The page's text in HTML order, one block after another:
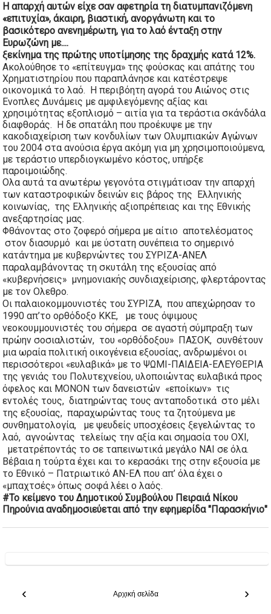
Η απαρχή αυτών είχε σαν αφετηρία τη διατυμπανιζόμενη
«επιτυχία», άκαιρη, βιαστική, ανοργάνωτη και το
βασικότερο ανενημέρωτη, για το λαό ένταξη στην
Ευρωζώνη με....
ξεκίνημα της πρώτης υποτίμησης της δραχμής κατά 12%.
Ακολούθησε το «επίτευγμα» της φούσκας και απάτης του
Χρηματιστηρίου που παραπλάνησε και κατέστρεψε
οικονομικά το λαό.  Η περιβόητη αγορά του Αιώνος στις
Ενοπλες Δυνάμεις με αμφιλεγόμενης αξίας και
χρησιμότητας εξοπλισμό – αιτία για τα τεράστια σκάνδάλα
διαφθοράς.  Η δε σπατάλη που προέκυψε με την
κακοδιαχείριση των κονδυλίων των Ολυμπιακών Αγώνων
του 2004 στα ανούσια έργα ακόμη για μη χρησιμοποιούμενα,
με τεράστιο υπερδιογκωμένο κόστος, υπήρξε
παροιμοιώδης.
Ολα αυτά τα ανωτέρω γεγονότα στιγμάτισαν την απαρχή
των καταστροφικών δεινών εις βάρος της  Ελληνικής
κοινωνίας,  της Ελληνικής αξιοπρέπειας και της Εθνικής
ανεξαρτησίας μας.
Φθάνοντας στο ζοφερό σήμερα με αίτιο  αποτελέσματος
στον διασυρμό  και με ύστατη συνέπεια το σημερινό
κατάντημα με κυβερνώντες του ΣΥΡΙΖΑ-ΑΝΕΛ
παραλαμβάνοντας τη σκυτάλη της εξουσίας από
«κυβερνήσεις»  μνημονιακής συνδιαχείρισης, φλερτάροντας
με τον Ολεθρο.
Οι παλαιοκομμουνιστές του ΣΥΡΙΖΑ,  που απεχώρησαν το
1990 απ’το ορθόδοξο ΚΚΕ,   με τους όψιμους
νεοκουμμουνιστές του σήμερα  σε αγαστή σύμπραξη των
πρώην σοσιαλιστών,  του «ορθόδοξου»  ΠΑΣΟΚ,  συνθέτουν
μια ωραία πολιτική οικογένεια εξουσίας, ανδρωμένοι οι
περισσότεροι «ευλαβικά» με το ΨΩΜΙ-ΠΑΙΔΕΙΑ-ΕΛΕΥΘΕΡΙΑ
της γενιάς του Πολυτεχνείου, υλοποιώντας ευλαβικά προς
όφελος και ΜΟΝΟΝ των δανειστών  «εποίκων»  τις
εντολές τους,  διατηρώντας τους ανταποδοτικά  στο μέλι
της εξουσίας,  παραχωρώντας τους τα ζητούμενα με
συνθηματολογία,   με ψευδείς υποσχέσεις ξεγελώντας το
λαό,  αγνοώντας  τελείως την αξία και σημασία του ΟΧΙ,
μετατρέποντάς το σε ταπεινωτικά μεγάλο ΝΑΙ σε όλα.
Βέβαια η τούρτα έχει και το κερασάκι της στην εξουσία με
το Εθνικό – Πατριωτικό ΑΝ-ΕΛ που απ’ όλα έχει ο
«μπαχτσές» όπως σοφά λέει ο λαός.
#Το κείμενο του Δημοτικού Συμβούλου Πειραιά Νίκου
Πηρούνια αναδημοσιεύεται από την εφημερίδα "Παρασκήνιο"
‹ ›
Αρχική σελίδα